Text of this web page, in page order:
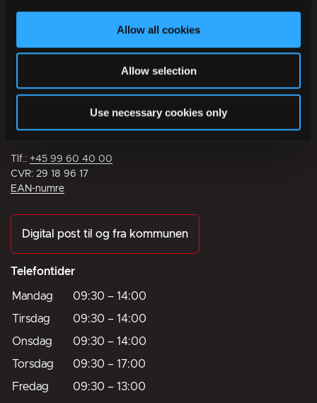
Allow all cookies
Allow selection
Use necessary cookies only
Ikast-Brande Kommune
7430 Ikast
Tlf.: +45 99 60 40 00
CVR: 29 18 96 17
EAN-numre
Digital post til og fra kommunen
Telefontider
Mandag 09:30 – 14:00
Tirsdag
09:30 – 14:00
Onsdag
09:30 – 14:00
Torsdag
09:30 – 17:00
Fredag
09:30 – 13:00